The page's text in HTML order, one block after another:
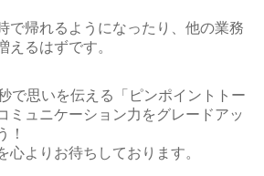
で帰れるようになったり、他の業務
えるはずです。
で思いを伝える「ピンポイントトー
ミュニケーション力をグレードアッ
！
心よりお待ちしております。